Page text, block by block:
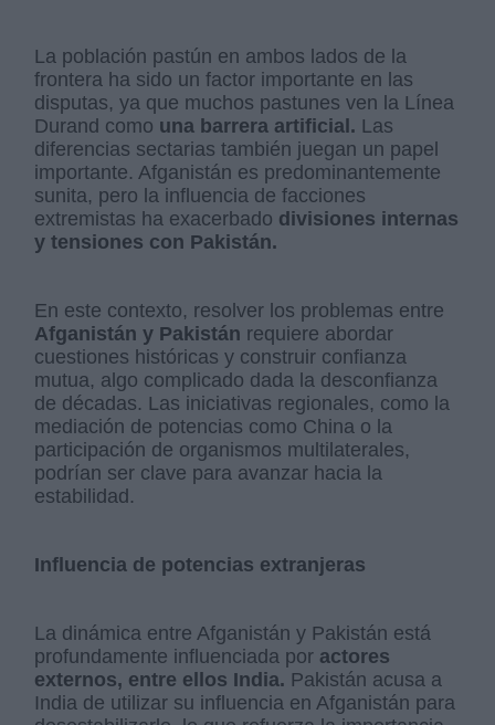
La población pastún en ambos lados de la
frontera ha sido un factor importante en las
disputas, ya que muchos pastunes ven la Línea
Durand como una barrera artificial. Las
diferencias sectarias también juegan un papel
importante. Afganistán es predominantemente
sunita, pero la influencia de facciones
extremistas ha exacerbado divisiones internas
y tensiones con Pakistán.
En este contexto, resolver los problemas entre
Afganistán y Pakistán requiere abordar
cuestiones históricas y construir confianza
mutua, algo complicado dada la desconfianza
de décadas. Las iniciativas regionales, como la
mediación de potencias como China o la
participación de organismos multilaterales,
podrían ser clave para avanzar hacia la
estabilidad.
Influencia de potencias extranjeras
La dinámica entre Afganistán y Pakistán está
profundamente influenciada por actores
externos, entre ellos India. Pakistán acusa a
India de utilizar su influencia en Afganistán para